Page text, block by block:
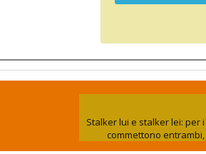
Stalker lui e stalker lei: per
commettono